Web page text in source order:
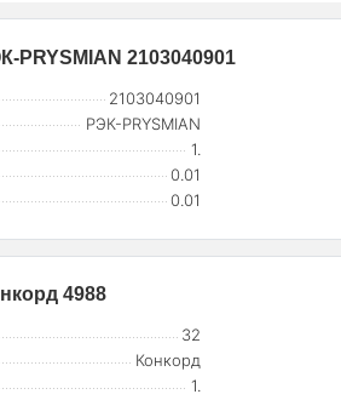
PRYSMIAN 2103040901
2103040901
РЭК-PRYSMIAN
1.
0.01
0.01
4988
32
Конкорд
1.